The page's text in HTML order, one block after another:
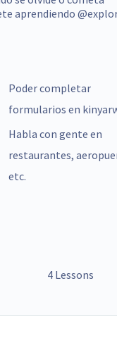
aprendiendo
Poder completar
formularios en
Habla con gente en
restaurantes,
etc.
4 Lessons